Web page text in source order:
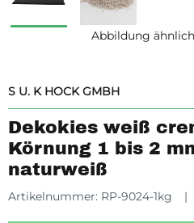
Abbildung
S U. K HOCK GMBH
Dekokies weiß
Körnung 1 bis 2
naturweiß
Artikelnummer: RP-9024-1kg